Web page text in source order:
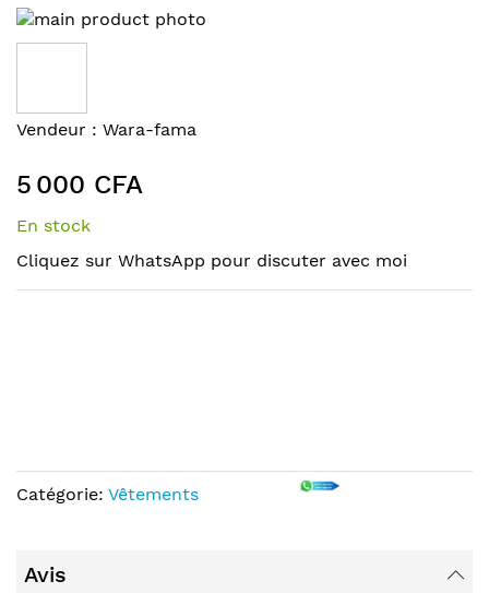
Skip
to
of
the
gallery
Skip
the
beginning
of
images
gallery
Vendeur : Wara-fama
5 000 CFA
En stock
Cliquez sur WhatsApp pour discuter avec moi
Catégorie: Vêtements
Avis